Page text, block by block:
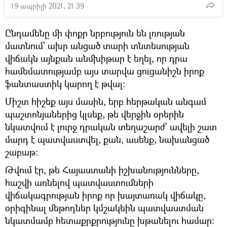
19 ապրիլի 2021, 21:39
Ընդամենը մի փոքր նրբություն են լռության
մատնում՝ ախր անցած տարի տնտեսության
վիճակն այնքան անմխիթար է եղել, որ դրա
համեմատությամբ այս տարվա ցուցանիշն իրոք
ֆանտաստիկ կարող է թվալ։
Միշտ հիշեք այս մասին, երբ հերթական անգամ
պաշտոնյաներից կլսեք, թե վերջին օրերին
նկատվում է լուրջ դրական տեղաշարժ՝ ավելի շատ
մարդ է պատվաստվել, քան, ասենք, նախանցած
շաբաթ։
Թվում էր, թե Հայաստանի իշխանությունները,
հաշվի առնելով պատվաստումների
վիճակագրության իրոք որ խայտառակ վիճակը,
օրիգինալ մեթոդներ կմշակեին պատվաստման
նկատմամբ հետաքրքրությունը խթանելու համար։